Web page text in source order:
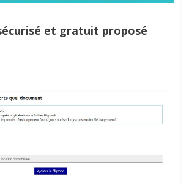
et gratuit proposé